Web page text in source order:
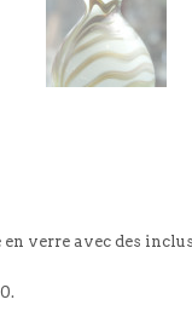
en verre avec des